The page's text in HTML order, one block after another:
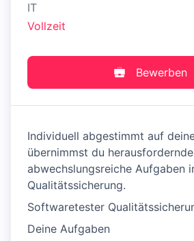
IT
Vollzeit
Bewerben
Individuell abgestimmt auf
übernimmst du
abwechslungsreiche Aufgaben
Qualitätssicherung.
Softwaretester
Deine Aufgaben